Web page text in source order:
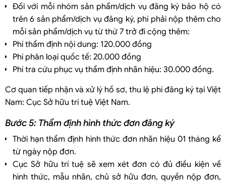
Đối với mỗi nhóm sản phẩm/dịch vụ đăng ký bảo hộ có
trên 6 sản phẩm/dịch vụ đăng ký, phí phải nộp thêm cho
mỗi sản phẩm/dịch vụ từ thứ 7 trở đi cộng thêm:
Phí thẩm định nội dung: 120.000 đồng
Phí phân loại quốc tế: 20.000 đồng
Phí tra cứu phục vụ thẩm định nhãn hiệu: 30.000 đồng.
Cơ quan tiếp nhận và xử lý hồ sơ, thu lệ phí đăng ký tại Việt
Nam: Cục Sở hữu trí tuệ Việt Nam.
Bước 5: Thẩm định hình thức đơn đăng ký
Thời hạn thẩm định hình thức đơn nhãn hiệu 01 tháng kể
từ ngày nộp đơn.
Cục Sở hữu trí tuệ sẽ xem xét đơn có đủ điều kiện về
hình thức, mẫu nhãn, chủ sở hữu đơn, quyền nộp đơn,